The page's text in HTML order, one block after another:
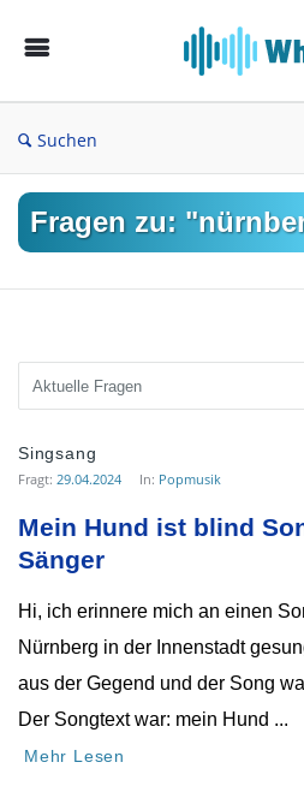
von
Suchen
Fragen zu:
Musikforum
von
WieheisstdasLied.de
Neueste
Singsang
Fragt: 29.04.2024 In: Popmusik
Mein Hund ist blind
Sänger
Hi, ich erinnere mich an einen
Nürnberg in der Innenstadt
aus der Gegend und der Song
Der Songtext war: mein Hund ...
Mehr Lesen